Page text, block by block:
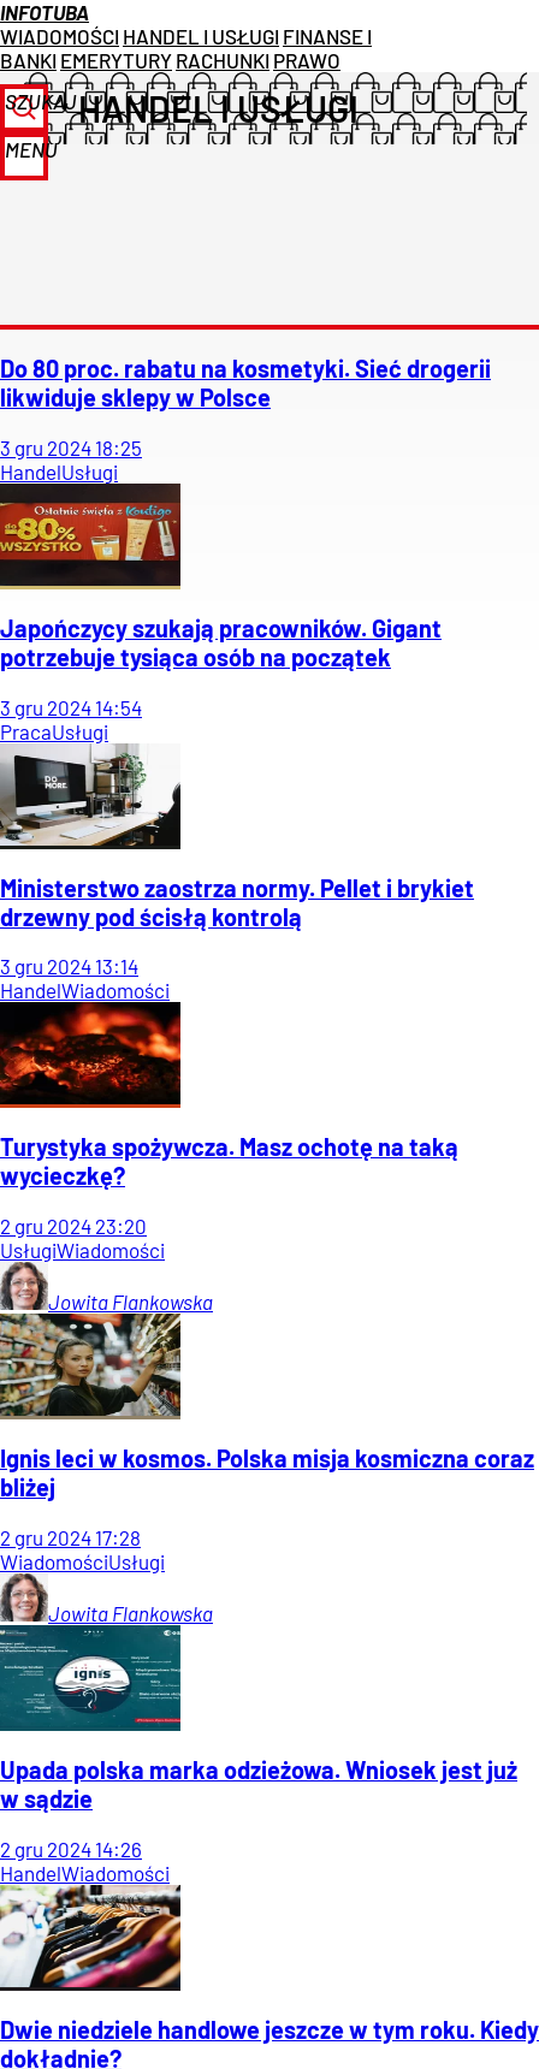
INFOTUBA
WIADOMOŚCI HANDEL I USŁUGI FINANSE I
BANKI EMERYTURY RACHUNKI PRAWO
SZUKAJ
MENU
HANDEL I USŁUGI
Do 80 proc. rabatu na kosmetyki. Sieć drogerii
likwiduje sklepy w Polsce
3 gru 2024 18:25
HandelUsługi
Japończycy szukają pracowników. Gigant
potrzebuje tysiąca osób na początek
3 gru 2024 14:54
PracaUsługi
Ministerstwo zaostrza normy. Pellet i brykiet
drzewny pod ścisłą kontrolą
3 gru 2024 13:14
HandelWiadomości
Turystyka spożywcza. Masz ochotę na taką
wycieczkę?
2 gru 2024 23:20
UsługiWiadomości
Jowita Flankowska
Ignis leci w kosmos. Polska misja kosmiczna coraz
bliżej
2 gru 2024 17:28
WiadomościUsługi
Jowita Flankowska
Upada polska marka odzieżowa. Wniosek jest już
w sądzie
2 gru 2024 14:26
HandelWiadomości
Dwie niedziele handlowe jeszcze w tym roku. Kiedy
dokładnie?